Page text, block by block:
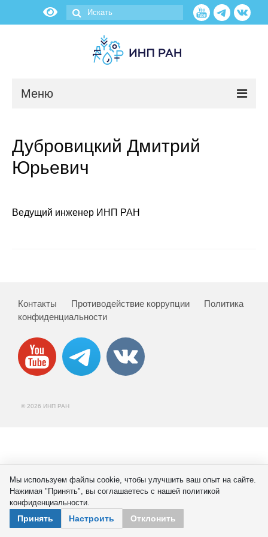
Меню
О нас
Научные подразделения
Отчетность
Материалы для СМИ
О журнале
Номера журналов
Дубровицкий Дмитрий
Юрьевич
Ведущий инженер ИНП РАН
Контакты Противодействие коррупции
Политика
конфиденциальности
© 2026 ИНП РАН
Мы используем файлы cookie, чтобы улучшить ваш опыт на сайте.
Нажимая "Принять", вы соглашаетесь с нашей политикой
конфиденциальности.
Принять Настроить Отклонить